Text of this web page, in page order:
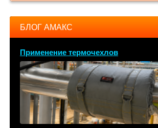
БЛОГ АМАКС
Применение термочехлов